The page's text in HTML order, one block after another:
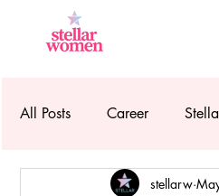
All Posts Career
stellarw